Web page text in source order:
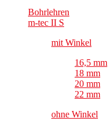
Bohrlehren
m-tec II S
mit Winkel
16,5 mm
18 mm
20 mm
22 mm
ohne Winkel